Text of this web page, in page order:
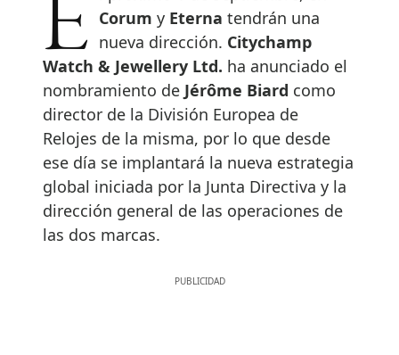
Corum y Eterna tendrán una
nueva dirección. Citychamp
Watch & Jewellery Ltd. ha anunciado el
nombramiento de Jérôme Biard como
director de la División Europea de
Relojes de la misma, por lo que desde
ese día se implantará la nueva estrategia
global iniciada por la Junta Directiva y la
dirección general de las operaciones de
las dos marcas.